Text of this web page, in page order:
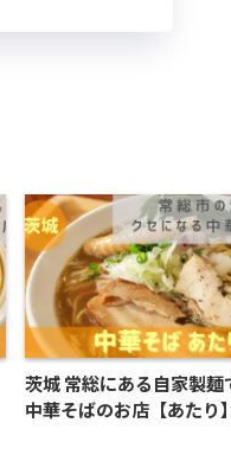
茨城 常総にある自家製麺
中華そばのお店【あたり